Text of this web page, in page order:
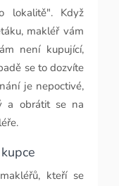
lokalitě". Když
makléř vám
není kupující,
se to dozvíte
je nepoctivé,
a obrátit se na
kteří se